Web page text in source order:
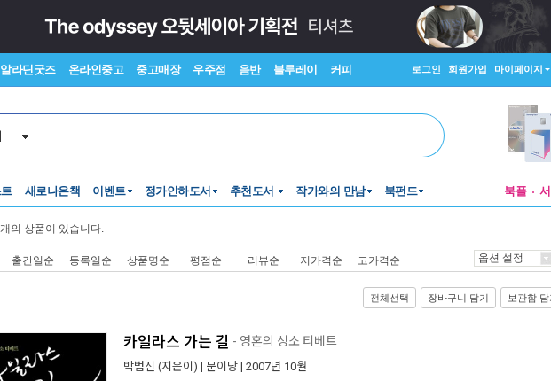
알라딘굿즈 온라인중고 중고매장 우주점 음반 블루레이 커피 로그인 회원가입 마이페이지
새로나온책 이벤트 정가인하도서 추천도서 작가와의 만남 북펀드 북플
개의 상품이 있습니다.
출간일순 등록일순 상품명순 평점순 리뷰순 저가격순 고가격순 옵션 설정
전체선택 장바구니 담기 보관함 담
카일라스 가는 길 - 영혼의 성소 티베트
박범신 (지은이) | 문이당 | 2007년 10월